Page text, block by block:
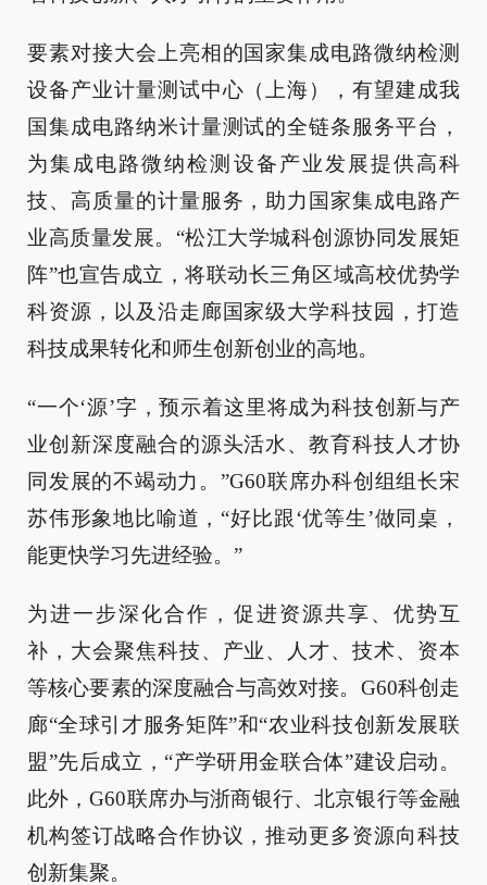
要素对接大会上亮相的国家集成电路微纳检测
设备产业计量测试中心（上海），有望建成我
国集成电路纳米计量测试的全链条服务平台，
为集成电路微纳检测设备产业发展提供高科
技、高质量的计量服务，助力国家集成电路产
业高质量发展。“松江大学城科创源协同发展矩
阵”也宣告成立，将联动长三角区域高校优势学
科资源，以及沿走廊国家级大学科技园，打造
科技成果转化和师生创新创业的高地。
“一个‘源’字，预示着这里将成为科技创新与产
业创新深度融合的源头活水、教育科技人才协
同发展的不竭动力。”G60联席办科创组组长宋
苏伟形象地比喻道，“好比跟‘优等生’做同桌，
能更快学习先进经验。”
为进一步深化合作，促进资源共享、优势互
补，大会聚焦科技、产业、人才、技术、资本
等核心要素的深度融合与高效对接。G60科创走
廊“全球引才服务矩阵”和“农业科技创新发展联
盟”先后成立，“产学研用金联合体”建设启动。
此外，G60联席办与浙商银行、北京银行等金融
机构签订战略合作协议，推动更多资源向科技
创新集聚。